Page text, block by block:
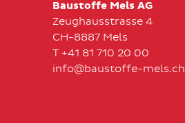
Baustoffe Mels AG
Zeughausstrasse 4
CH-8887 Mels
T +41 81 710 20 00
info@baustoffe-mels.ch